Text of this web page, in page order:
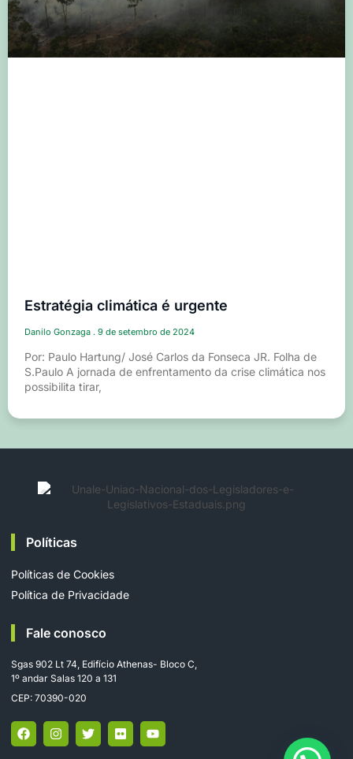
Estratégia climática é urgente
Danilo Gonzaga 9 de setembro de 2024
Por: Paulo Hartung/ José Carlos da Fonseca JR. Folha de
S.Paulo A jornada de enfrentamento da crise climática nos
possibilita tirar,
Políticas
Políticas de Cookies
Política de Privacidade
Fale conosco
Sgas 902 Lt 74, Edifício Athenas- Bloco C,
1º andar Salas 120 a 131
CEP: 70390-020